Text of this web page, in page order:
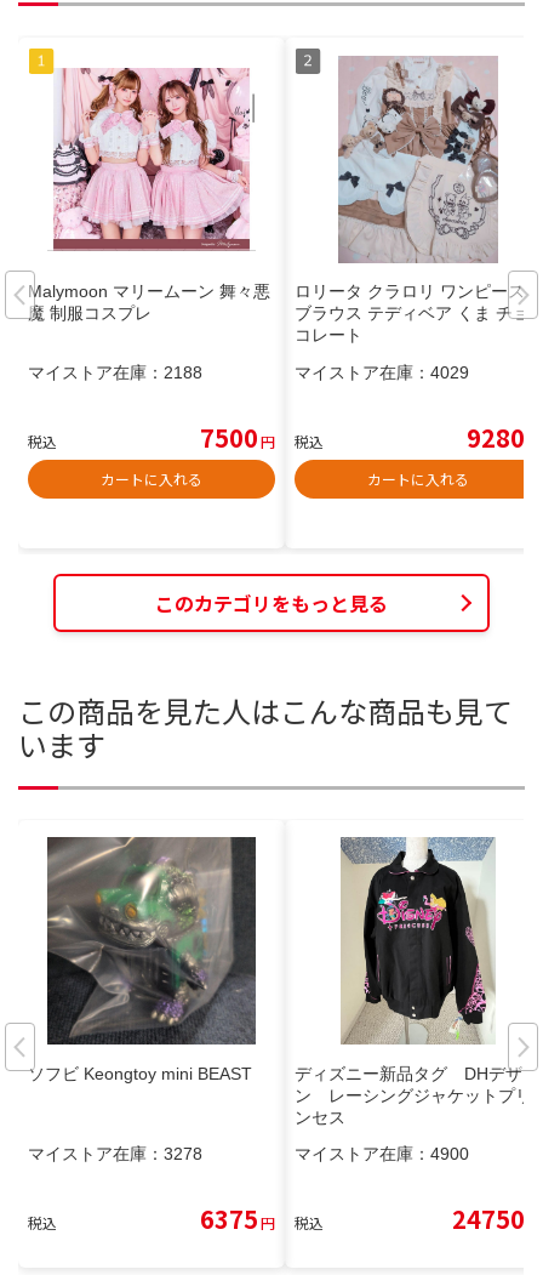
Malymoon マリームーン 舞々悪
魔 制服コスプレ
マイストア在庫： 2188
税込 7500円
カートに入れる
ロリータ クラロリ ワンピース
ブラウス テディベア くま チョ
コレート
マイストア在庫： 4029
税込 9280
カートに入れる
このカテゴリをもっと見る
この商品を見た人はこんな商品も見て
います
ソフビ Keongtoy mini BEAST
マイストア在庫： 3278
税込 6375円
ディズニー新品タグ DHデザイ
ン レーシングジャケットプリ
ンセス
マイストア在庫： 4900
税込 24750